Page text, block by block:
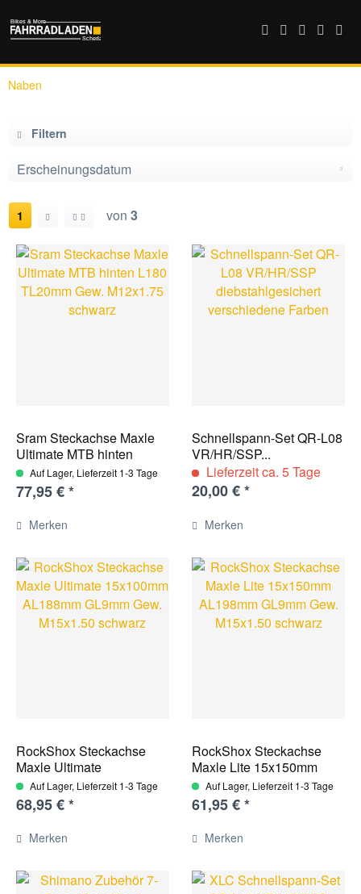
Naben
Filtern
1 von 3
Sram Steckachse Maxle
Ultimate MTB hinten
L180...
Auf Lager, Lieferzeit 1-3 Tage
77,95 € *
Merken
Schnellspann-Set QR-L08
VR/HR/SSP...
Lieferzeit ca. 5 Tage
20,00 € *
Merken
RockShox Steckachse
Maxle Ultimate
15x100mm...
Auf Lager, Lieferzeit 1-3 Tage
68,95 € *
Merken
RockShox Steckachse
Maxle Lite 15x150mm
AL198mm...
Auf Lager, Lieferzeit 1-3 Tage
61,95 € *
Merken